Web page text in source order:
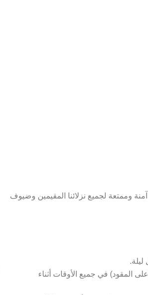
وممتعة لجميع نزلائنا المقيمين وضيوف
مربوطة (على المقود) في جميع الأوقات أثناء